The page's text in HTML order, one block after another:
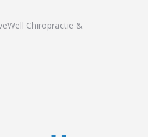
Chiropractie &